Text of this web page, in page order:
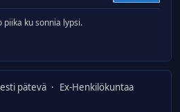
piika ku sonnia lypsi.
pätevä Ex-Henkilökuntaa